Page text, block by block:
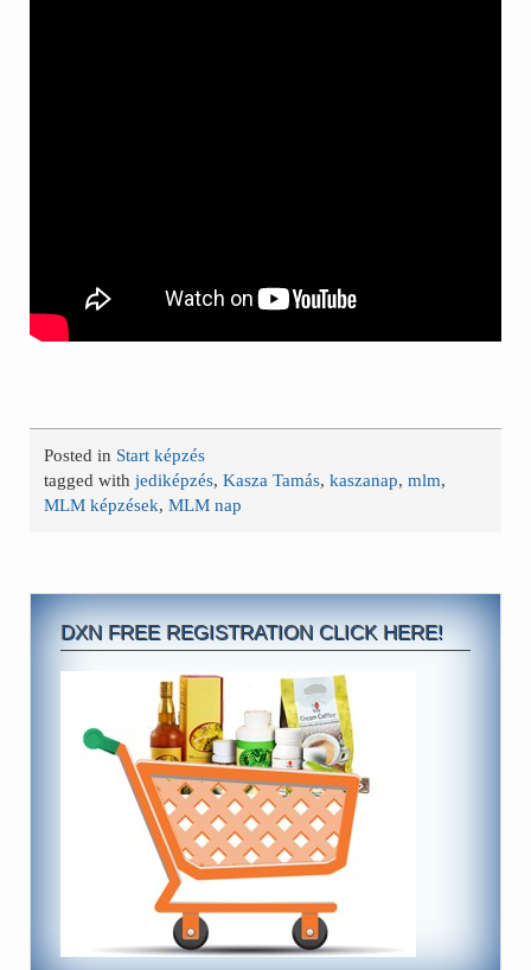
Posted in Start képzés
tagged withjediképzés,Kasza Tamás,kaszanap,mlm,
MLM képzések,MLM nap
DXN FREE REGISTRATION CLICK HERE!